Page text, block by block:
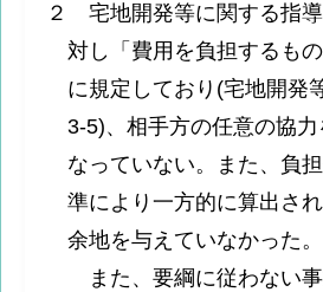
２ 宅地開発等に関する指
対し「費用を負担するも
に規定しており(宅地開発
3-5)、相手方の任意の協
なっていない。また、負
準により一方的に算出さ
余地を与えていなかった。
また、要綱に従わない